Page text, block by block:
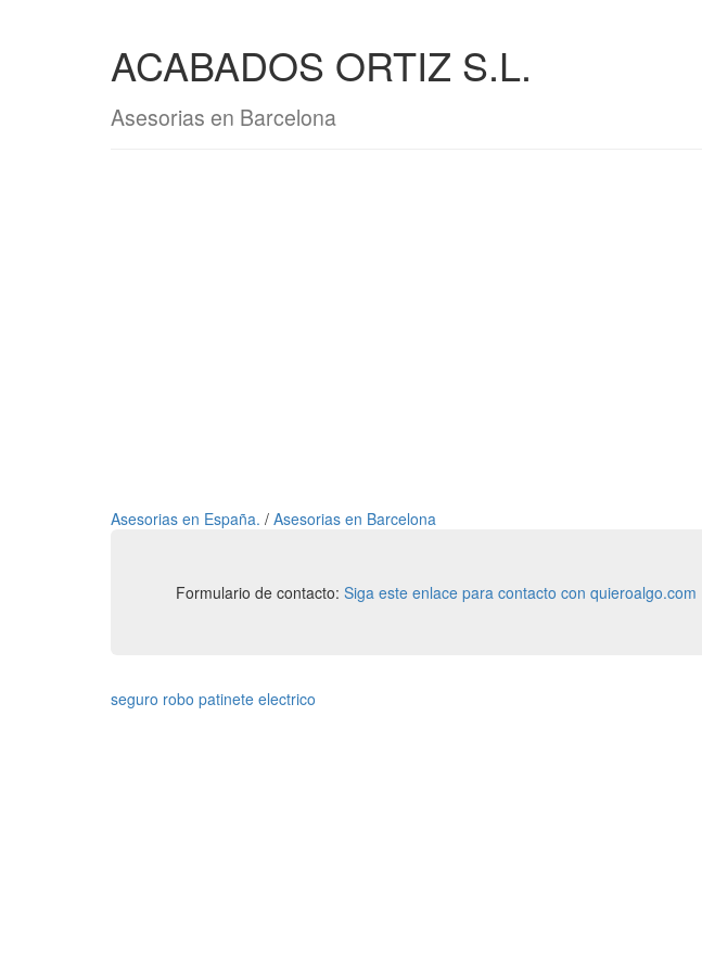
ACABADOS ORTIZ S.L.
Asesorias en Barcelona
Asesorias en España. / Asesorias en Barcelona
Formulario de contacto: Siga este enlace para contacto con quieroalgo.com
seguro robo patinete electrico